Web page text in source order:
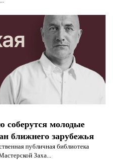
соберутся молодые
ближнего зарубежья
публичная библиотека
Заха...
и
и